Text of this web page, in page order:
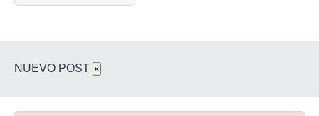
NUEVO POST ×